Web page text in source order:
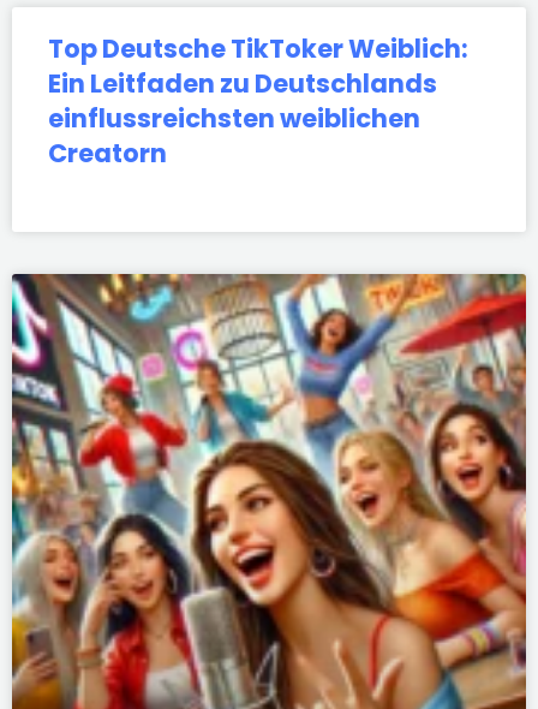
Top Deutsche TikToker Weiblich:
Ein Leitfaden zu Deutschlands
einflussreichsten weiblichen
Creatorn